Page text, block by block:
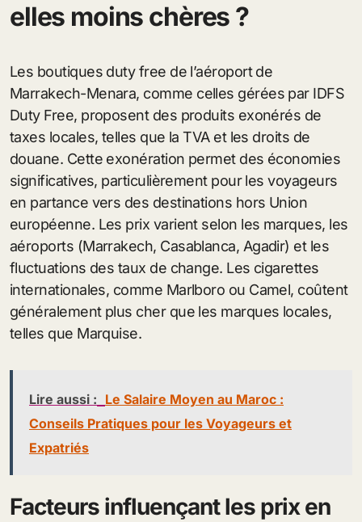
elles moins chères ?
Les boutiques duty free de l’aéroport de
Marrakech-Menara, comme celles gérées par IDFS
Duty Free, proposent des produits exonérés de
taxes locales, telles que la TVA et les droits de
douane. Cette exonération permet des économies
significatives, particulièrement pour les voyageurs
en partance vers des destinations hors Union
européenne. Les prix varient selon les marques, les
aéroports (Marrakech, Casablanca, Agadir) et les
fluctuations des taux de change. Les cigarettes
internationales, comme Marlboro ou Camel, coûtent
généralement plus cher que les marques locales,
telles que Marquise.
Lire aussi : Le Salaire Moyen au Maroc :
Conseils Pratiques pour les Voyageurs et
Expatriés
Facteurs influençant les prix en